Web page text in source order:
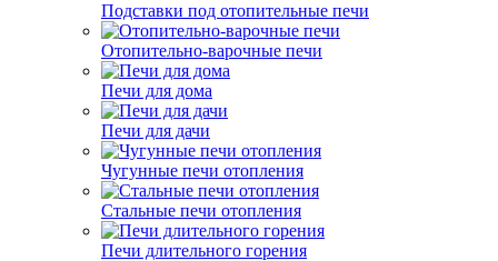
Подставки под отопительные печи
Отопительно-варочные печи
Печи для дома
Печи для дачи
Чугунные печи отопления
Стальные печи отопления
Печи длительного горения